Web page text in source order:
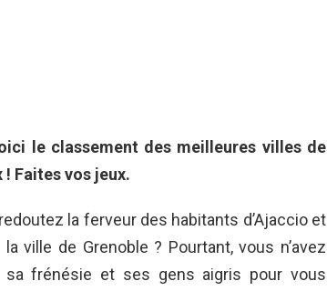
le classement des meilleures villes de
Faites vos jeux.
la ferveur des habitants d’Ajaccio et
ville de Grenoble ? Pourtant, vous n’avez
sa frénésie et ses gens aigris pour vous